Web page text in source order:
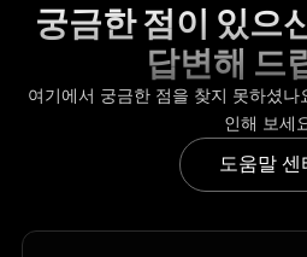
궁금한 점이 있으
답변해 드
여기에서 궁금한 점을 찾지 못하셨
인해 보세
도움말 센